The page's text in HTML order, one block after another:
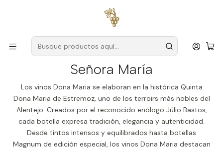
para pedidos superiores a
Productores Alentejo Señora María
Señora María
Los vinos Dona Maria se elaboran en la histórica Quinta
Dona Maria de Estremoz, uno de los terroirs más nobles del
Alentejo. Creados por el reconocido enólogo Júlio Bastos,
cada botella expresa tradición, elegancia y autenticidad.
Desde tintos intensos y equilibrados hasta botellas
Magnum de edición especial, los vinos Dona Maria destacan